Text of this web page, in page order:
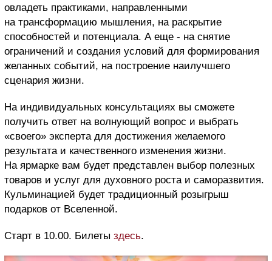
овладеть практиками, направленными
на трансформацию мышления, на раскрытие
способностей и потенциала. А еще - на снятие
ограничений и создания условий для формирования
желанных событий, на построение наилучшего
сценария жизни.
На индивидуальных консультациях вы сможете
получить ответ на волнующий вопрос и выбрать
«своего» эксперта для достижения желаемого
результата и качественного изменения жизни.
На ярмарке вам будет представлен выбор полезных
товаров и услуг для духовного роста и саморазвития.
Кульминацией будет традиционный розыгрыш
подарков от Вселенной.
Старт в 10.00. Билеты здесь.